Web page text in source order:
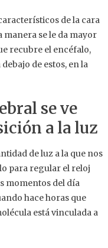
de la cara
manera se le da mayor
recubre el encéfalo,
de estos, en la
se ve
a la luz
de luz a la que nos
para regular el reloj
momentos del día
hace horas que
está vinculada a